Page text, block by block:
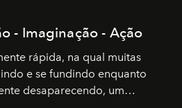
- Imaginação - Ação
rápida, na qual muitas
e se fundindo enquanto
desaparecendo, um